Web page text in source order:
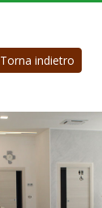
Torna indietro